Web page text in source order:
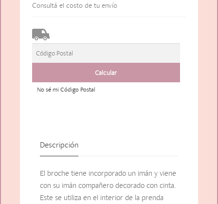
Consultá el costo de tu envío
No sé mi Código Postal
Descripción
El broche tiene incorporado un imán y viene
con su imán compañero decorado con cinta.
Este se utiliza en el interior de la prenda